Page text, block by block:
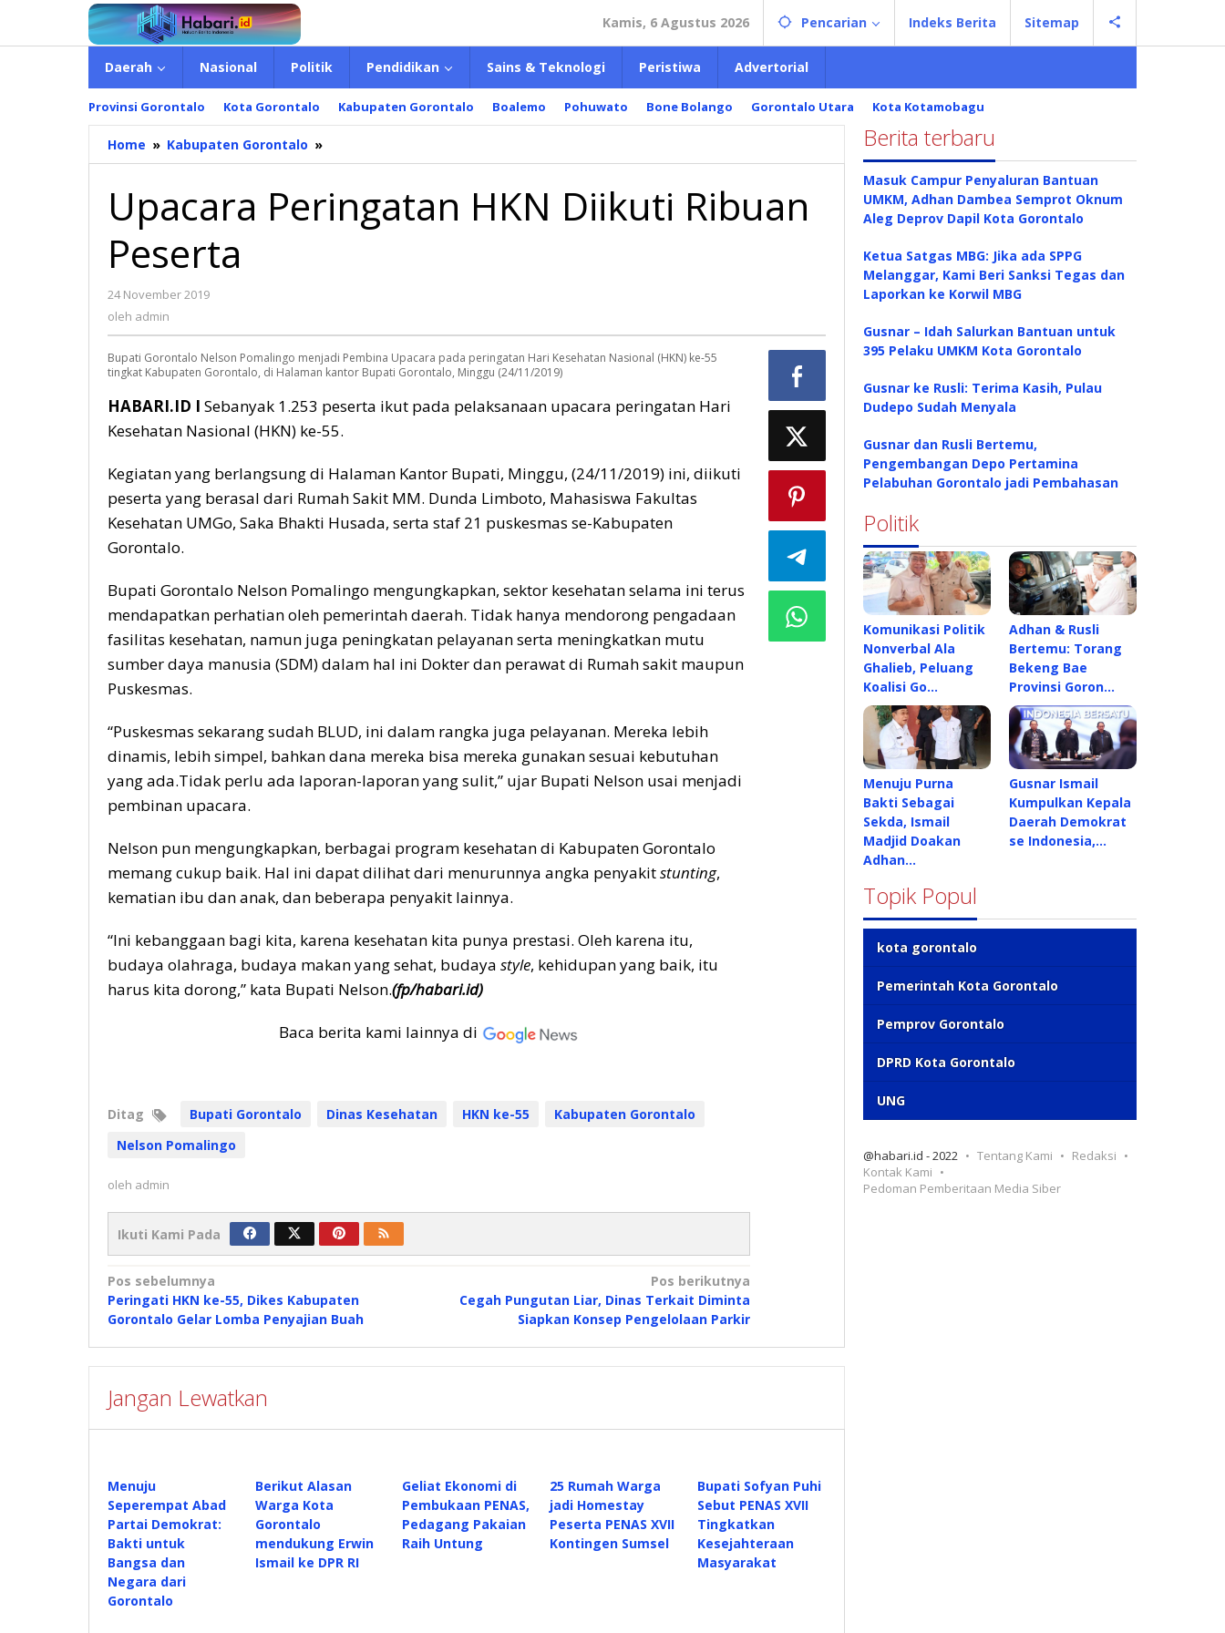
konten
Kamis, 6 Agustus 2026 Pencarian Indeks Berita Sitemap
Daerah Nasional Politik Pendidikan Sains & Teknologi Peristiwa Advertorial
Provinsi Gorontalo Kota Gorontalo Kabupaten Gorontalo Boalemo Pohuwato Bone Bolango Gorontalo Utara Kota Kotamobagu
Home » Kabupaten Gorontalo »
Peringatan
Diikuti
Ribuan
Upacara Peringatan HKN Diikuti Ribuan
Peserta
24 November 2019
oleh admin
Bupati Gorontalo Nelson Pomalingo menjadi Pembina Upacara pada peringatan Hari Kesehatan Nasional (HKN) ke-55
tingkat Kabupaten Gorontalo, di Halaman kantor Bupati Gorontalo, Minggu (24/11/2019)
HABARI.ID I Sebanyak 1.253 peserta ikut pada pelaksanaan upacara peringatan Hari
Kesehatan Nasional (HKN) ke-55.
Kegiatan yang berlangsung di Halaman Kantor Bupati, Minggu, (24/11/2019) ini, diikuti
peserta yang berasal dari Rumah Sakit MM. Dunda Limboto, Mahasiswa Fakultas
Kesehatan UMGo, Saka Bhakti Husada, serta staf 21 puskesmas se-Kabupaten
Gorontalo.
Bupati Gorontalo Nelson Pomalingo mengungkapkan, sektor kesehatan selama ini terus
mendapatkan perhatian oleh pemerintah daerah. Tidak hanya mendorong pengadaan
fasilitas kesehatan, namun juga peningkatan pelayanan serta meningkatkan mutu
sumber daya manusia (SDM) dalam hal ini Dokter dan perawat di Rumah sakit maupun
Puskesmas.
“Puskesmas sekarang sudah BLUD, ini dalam rangka juga pelayanan. Mereka lebih
dinamis, lebih simpel, bahkan dana mereka bisa mereka gunakan sesuai kebutuhan
yang ada.Tidak perlu ada laporan-laporan yang sulit,” ujar Bupati Nelson usai menjadi
pembinan upacara.
Nelson pun mengungkapkan, berbagai program kesehatan di Kabupaten Gorontalo
memang cukup baik. Hal ini dapat dilihat dari menurunnya angka penyakitstunting,
kematian ibu dan anak, dan beberapa penyakit lainnya.
“Ini kebanggaan bagi kita, karena kesehatan kita punya prestasi. Oleh karena itu,
budaya olahraga, budaya makan yang sehat, budaya style, kehidupan yang baik, itu
harus kita dorong,” kata Bupati Nelson.(fp/habari.id)
Baca berita kami lainnya di
Ditag Bupati Gorontalo Dinas Kesehatan HKN ke-55
Kabupaten Gorontalo
Nelson Pomalingo
oleh admin
Ikuti Kami Pada
Navigasi
pos
Pos sebelumnya
Peringati HKN ke-55, Dikes Kabupaten
Gorontalo Gelar Lomba Penyajian Buah
Pos berikutnya
Cegah Pungutan Liar, Dinas Terkait Diminta
Siapkan Konsep Pengelolaan Parkir
Jangan Lewatkan
Menuju
Seperempat Abad
Partai Demokrat:
Bakti untuk
Bangsa dan
Negara dari
Gorontalo
Berikut Alasan
Warga Kota
Gorontalo
mendukung Erwin
Ismail ke DPR RI
Geliat Ekonomi di
Pembukaan PENAS,
Pedagang Pakaian
Raih Untung
25 Rumah Warga
jadi Homestay
Peserta PENAS XVII
Kontingen Sumsel
Bupati Sofyan Puhi
Sebut PENAS XVII
Tingkatkan
Kesejahteraan
Masyarakat
Berita terbaru
Masuk Campur Penyaluran Bantuan
UMKM, Adhan Dambea Semprot Oknum
Aleg Deprov Dapil Kota Gorontalo
Ketua Satgas MBG: Jika ada SPPG
Melanggar, Kami Beri Sanksi Tegas dan
Laporkan ke Korwil MBG
Gusnar – Idah Salurkan Bantuan untuk
395 Pelaku UMKM Kota Gorontalo
Gusnar ke Rusli: Terima Kasih, Pulau
Dudepo Sudah Menyala
Gusnar dan Rusli Bertemu,
Pengembangan Depo Pertamina
Pelabuhan Gorontalo jadi Pembahasan
Politik
Komunikasi Politik
Nonverbal Ala
Ghalieb, Peluang
Koalisi Go…
Adhan & Rusli
Bertemu: Torang
Bekeng Bae
Provinsi Goron…
Menuju Purna
Bakti Sebagai
Sekda, Ismail
Madjid Doakan
Adhan…
Gusnar Ismail
Kumpulkan Kepala
Daerah Demokrat
se Indonesia,…
Topik Popul
kota gorontalo
Pemerintah Kota Gorontalo
Pemprov Gorontalo
DPRD Kota Gorontalo
UNG
@habari.id - 2022 Tentang Kami
Redaksi
Kontak Kami
Pedoman Pemberitaan Media Siber